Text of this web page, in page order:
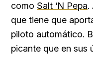
como Salt ‘N Pepa.
que tiene que
piloto automático.
picante que en sus